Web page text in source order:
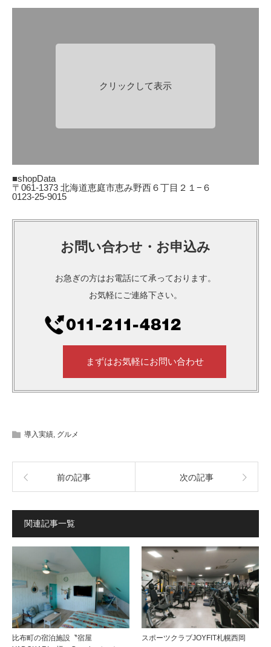
クリックして表示
■shopData
〒061-1373 北海道恵庭市恵み野西６丁目２１−６
0123-25-9015
お問い合わせ・お申込み
お急ぎの方はお電話にて承っております。
お気軽にご連絡下さい。
まずはお気軽にお問い合わせ
導入実績, グルメ
前の記事 次の記事
関連記事一覧
比布町の宿泊施設〝宿屋
スポーツクラブJOYFIT札幌西岡